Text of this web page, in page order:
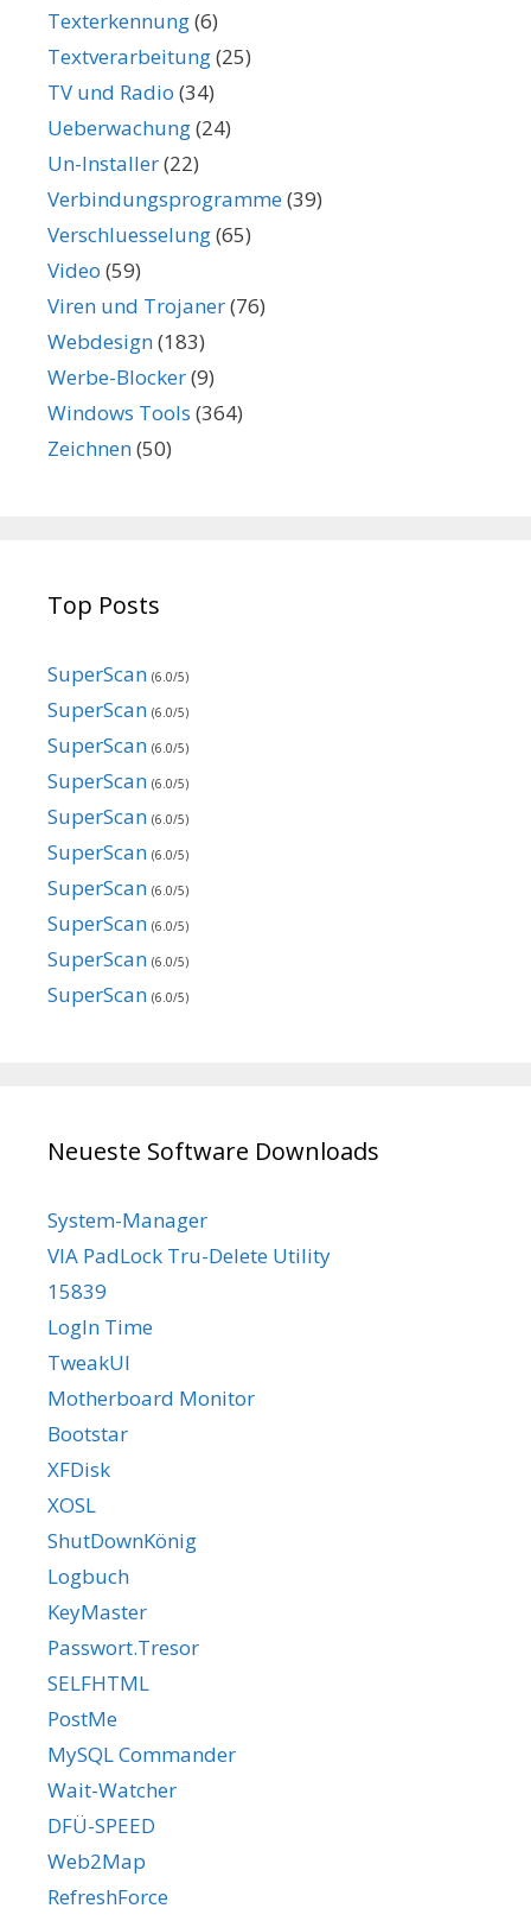
Texterkennung(6)
Textverarbeitung(25)
TV und Radio (34)
Ueberwachung(24)
Un-Installer(22)
Verbindungsprogramme(39)
Verschluesselung(65)
Video (59)
Viren und Trojaner(76)
Webdesign(183)
Werbe-Blocker(9)
Windows Tools (364)
Zeichnen(50)
Top Posts
SuperScan (6.0/5)
SuperScan (6.0/5)
SuperScan (6.0/5)
SuperScan (6.0/5)
SuperScan (6.0/5)
SuperScan (6.0/5)
SuperScan (6.0/5)
SuperScan (6.0/5)
SuperScan (6.0/5)
SuperScan (6.0/5)
Neueste Software Downloads
System-Manager
VIA PadLock Tru-Delete Utility
15839
LogIn Time
TweakUI
Motherboard Monitor
Bootstar
XFDisk
XOSL
ShutDownKönig
Logbuch
KeyMaster
Passwort.Tresor
SELFHTML
PostMe
MySQL Commander
Wait-Watcher
DFÜ-SPEED
Web2Map
RefreshForce